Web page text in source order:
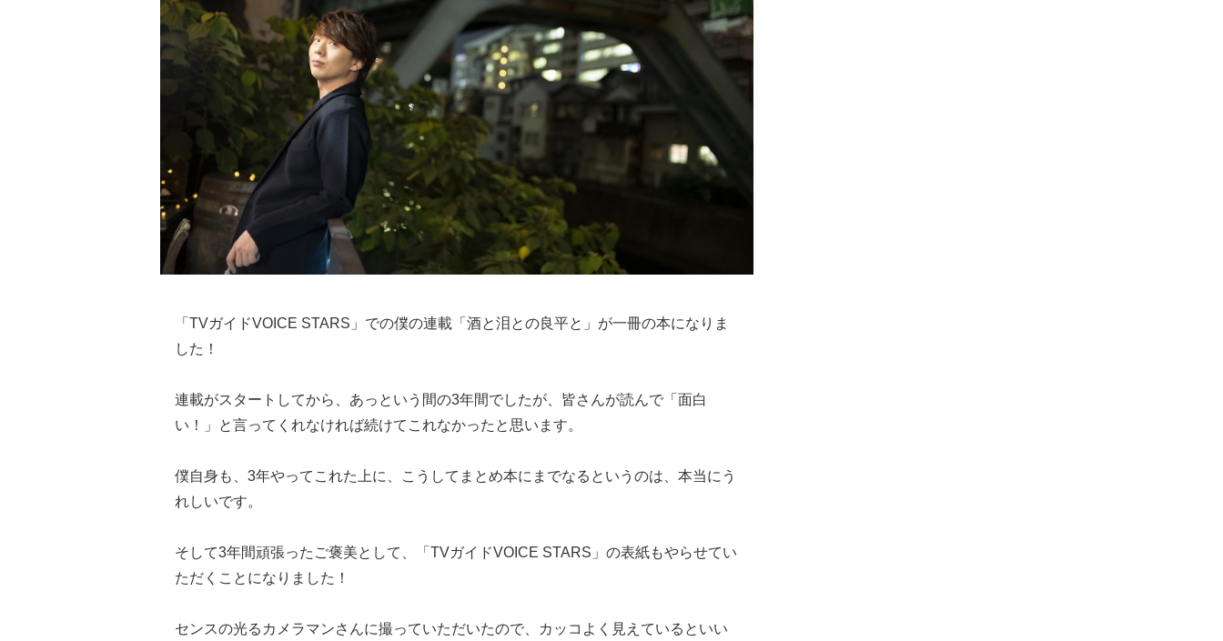
「TVガイドVOICE STARS」での僕の連載「酒と泪との良平と」が一冊の本になりま
した！
連載がスタートしてから、あっという間の3年間でしたが、皆さんが読んで「面白
い！」と言ってくれなければ続けてこれなかったと思います。
僕自身も、3年やってこれた上に、こうしてまとめ本にまでなるというのは、本当にう
れしいです。
そして3年間頑張ったご褒美として、「TVガイドVOICE STARS」の表紙もやらせてい
ただくことになりました！
センスの光るカメラマンさんに撮っていただいたので、カッコよく見えているといい